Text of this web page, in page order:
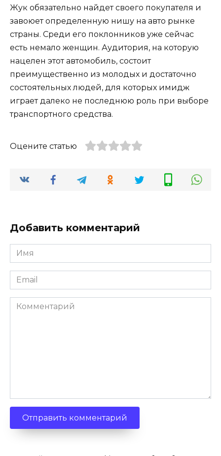
Жук обязательно найдет своего покупателя и
завоюет определенную нишу на авто рынке
страны. Среди его поклонников уже сейчас
есть немало женщин. Аудитория, на которую
нацелен этот автомобиль, состоит
преимущественно из молодых и достаточно
состоятельных людей, для которых имидж
играет далеко не последнюю роль при выборе
транспортного средства.
Оцените статью
Добавить комментарий
Имя
*
Email
*
Комментарий